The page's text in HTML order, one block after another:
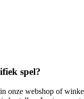
spel?
onze webshop of